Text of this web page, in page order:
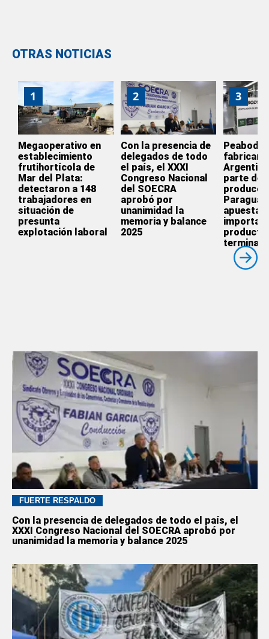
OTRAS NOTICIAS
1
Megaoperativo en
establecimiento
frutihortícola de
Mar del Plata:
detectaron a 148
trabajadores en
situación de
presunta
explotación laboral
2
Con la presencia de
delegados de todo
el país, el XXXI
Congreso Nacional
del SOECRA
aprobó por
unanimidad la
memoria y balance
2025
3
Peabody
fabricar
parte de
apuesta
importar
FUERTE RESPALDO
Con la presencia de delegados de todo el país, el
XXXI Congreso Nacional del SOECRA aprobó por
unanimidad la memoria y balance 2025